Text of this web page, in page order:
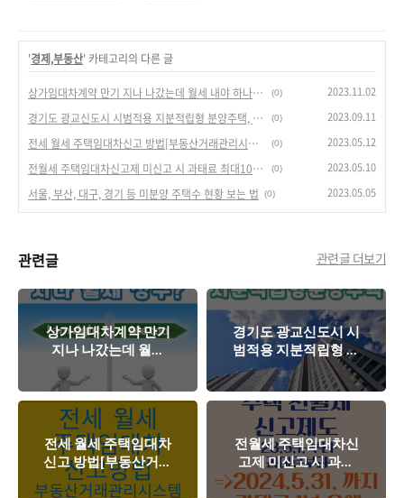
'경제,부동산' 카테고리의 다른 글
상가임대차계약 만기 지나 나갔는데 월세 내야 하나요?[임대인 보증금 미반환] (0) 2023.11.02
경기도 광교신도시 시범적용 지분적립형 분양주택, 10년 후 전매가능한 반값 아파트 (0) 2023.09.11
전세 월세 주택임대차신고 방법[부동산거래관리시스템 인터넷 신고] (0) 2023.05.12
전월세 주택임대차신고제 미신고 시 과태료 최대100만원 [2024.5.31. 까지 1년 연장으로 수정] (0) 2023.05.10
서울, 부산, 대구, 경기 등 미분양 주택수 현황 보는 법 (0) 2023.05.05
관련글 관련글 더보기
상가임대차계약 만기
지나 나갔는데 월세
내야 하나요?[임대인
보증금 미반환]
경기도 광교신도시 시
범적용 지분적립형 분
양주택, 10년 후 전매
가능한 반값 아파트
전세 월세 주택임대차
신고 방법[부동산거래
관리시스템 인터넷 신
전월세 주택임대차신
고제 미신고 시 과태
료 최대100만원